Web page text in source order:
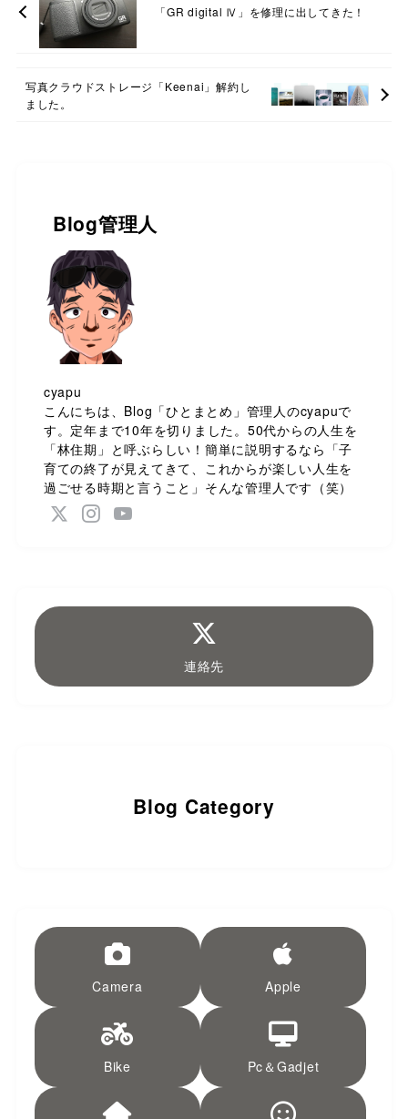
「GR digital Ⅳ」を修理に出してきた！
写真クラウドストレージ「Keenai」解約し
ました。
Blog管理人
cyapu
こんにちは、Blog「ひとまとめ」管理人のcyapuで
す。定年まで10年を切りました。50代からの人生を
「林住期」と呼ぶらしい！簡単に説明するなら「子
育ての終了が見えてきて、これからが楽しい人生を
過ごせる時期と言うこと」そんな管理人です（笑）
連絡先
Blog Category
Camera Apple
Bike Pc＆Gadjet